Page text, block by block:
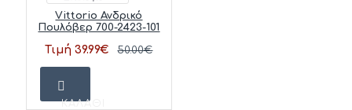
Vittorio Ανδρικό
Πουλόβερ 700-2423-101
Τιμή 39.99€ 50.00€
ΚΑΛΆΘΙ